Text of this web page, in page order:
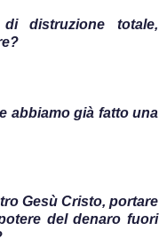
distruzione totale,
abbiamo già fatto una
Gesù Cristo, portare
del denaro fuori